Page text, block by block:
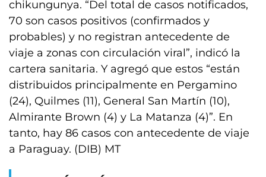
chikungunya. “Del total de casos notificados,
70 son casos positivos (confirmados y
probables) y no registran antecedente de
viaje a zonas con circulación viral”, indicó la
cartera sanitaria. Y agregó que estos “están
distribuidos principalmente en Pergamino
(24), Quilmes (11), General San Martín (10),
Almirante Brown (4) y La Matanza (4)”. En
tanto, hay 86 casos con antecedente de viaje
a Paraguay. (DIB) MT